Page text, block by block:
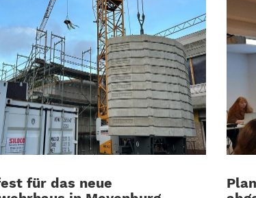
für das neue